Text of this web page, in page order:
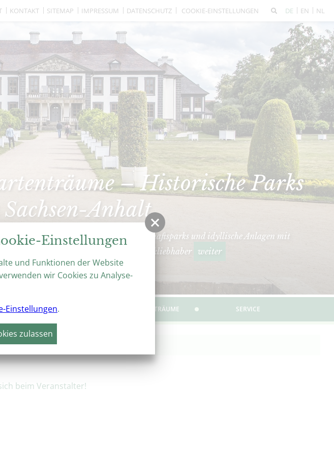
KONTAKT SITEMAP IMPRESSUM DATENSCHUTZ COOKIE-EINSTELLUNGEN DE EN NL
– Historische Parks
Anhalt
Barockgärten, weltberühmte Landschaftsparks und idyllische Anlagen mit
Fülle – das ideale Reiseziel für Parkliebhaber weiter
HÖHEPUNKTE 2026 ÜBER GARTENTRÄUME SERVICE
erklingt mein Saitenspiel"
beim Veranstalter!
Einstellungen
und Funktionen der Website
wir Cookies zu Analyse-
Einstellungen.
zulassen